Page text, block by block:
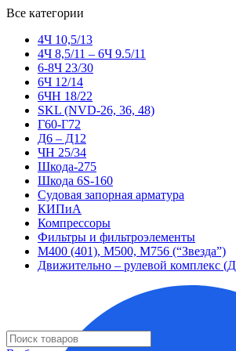
Все категории
4Ч 10,5/13
4Ч 8,5/11 – 6Ч 9.5/11
6-8Ч 23/30
6Ч 12/14
6ЧН 18/22
SKL (NVD-26, 36, 48)
Г60-Г72
Д6 – Д12
ЧН 25/34
Шкода-275
Шкода 6S-160
Судовая запорная арматура
КИПиА
Компрессоры
Фильтры и фильтроэлементы
М400 (401), М500, М756 (“Звезда”)
Движительно – рулевой комплекс